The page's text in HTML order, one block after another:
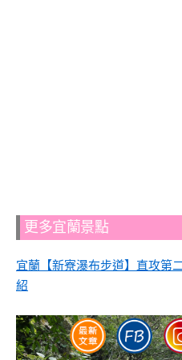
更多宜蘭景點
宜蘭【新寮瀑布步道】直攻第
紹